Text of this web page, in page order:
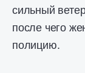
сильный
после чего
полицию.